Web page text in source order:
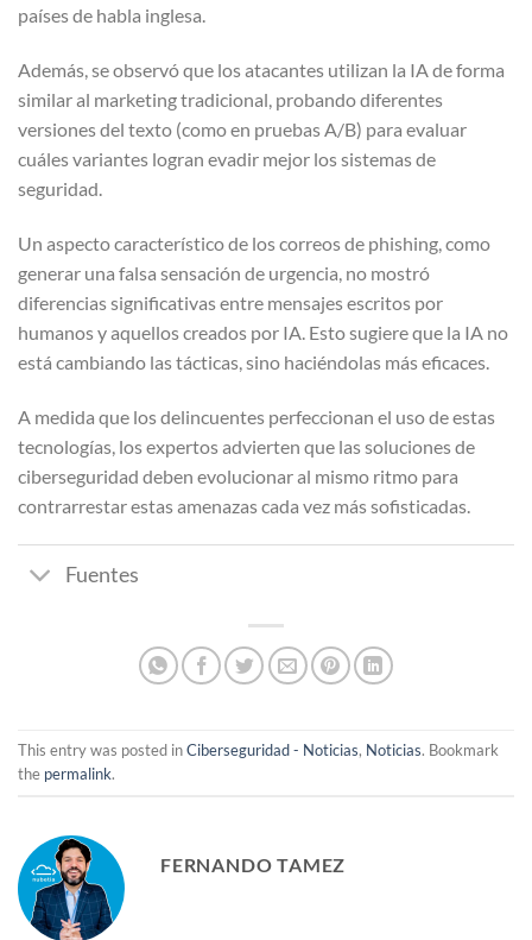
países de habla inglesa.
Además, se observó que los atacantes utilizan la IA de forma
similar al marketing tradicional, probando diferentes
versiones del texto (como en pruebas A/B) para evaluar
cuáles variantes logran evadir mejor los sistemas de
seguridad.
Un aspecto característico de los correos de phishing, como
generar una falsa sensación de urgencia, no mostró
diferencias significativas entre mensajes escritos por
humanos y aquellos creados por IA. Esto sugiere que la IA no
está cambiando las tácticas, sino haciéndolas más eficaces.
A medida que los delincuentes perfeccionan el uso de estas
tecnologías, los expertos advierten que las soluciones de
ciberseguridad deben evolucionar al mismo ritmo para
contrarrestar estas amenazas cada vez más sofisticadas.
Fuentes
This entry was posted inCiberseguridad - Noticias, Noticias. Bookmark
the permalink.
FERNANDO TAMEZ